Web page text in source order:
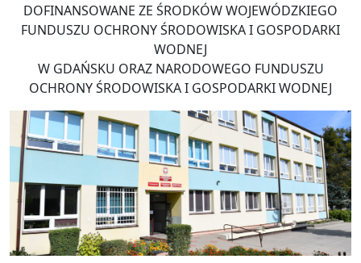
DOFINANSOWANE ZE ŚRODKÓW WOJEWÓDZKIEGO
FUNDUSZU OCHRONY ŚRODOWISKA I GOSPODARKI
WODNEJ
W GDAŃSKU ORAZ NARODOWEGO FUNDUSZU
OCHRONY ŚRODOWISKA I GOSPODARKI WODNEJ